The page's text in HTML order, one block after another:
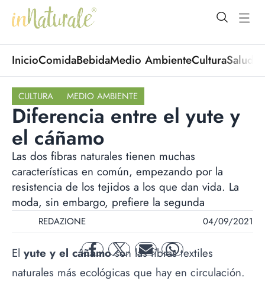
open
InicioComidaBebidaMedio AmbienteCulturaSalud
CULTURA MEDIO AMBIENTE
Diferencia entre el yute y
el cáñamo
Las dos fibras naturales tienen muchas
características en común, empezando por la
resistencia de los tejidos a los que dan vida. La
moda, sin embargo, prefiere la segunda
REDAZIONE 04/09/2021
facebooktwitter mail whatsapp
El yute y el cáñamoson las fibras textiles
naturales más ecológicas que hay en circulación.